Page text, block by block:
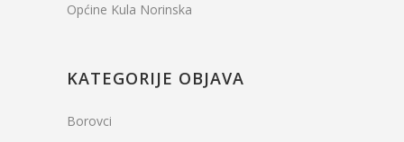
Općine Kula Norinska
KATEGORIJE OBJAVA
Borovci